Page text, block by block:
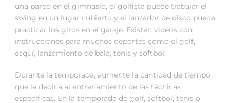
una pared en el gimnasio, el golfista puede trabajar el
swing en un lugar cubierto y el lanzador de disco puede
practicar los giros en el garaje. Existen videos con
instrucciones para muchos deportes como el golf,
esquí, lanzamiento de bala, tenis y softbol.
Durante la temporada, aumente la cantidad de tiempo
que le dedica al entrenamiento de las técnicas
específicas. En la temporada de golf, softbol, tenis o